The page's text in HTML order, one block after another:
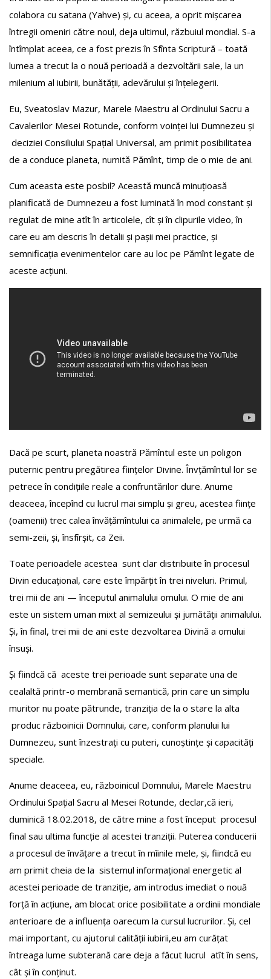
colabora cu satana (Yahve) și, cu aceea, a oprit mișcarea
întregii omeniri către noul, deja ultimul, răzbuiul mondial. S-a
întîmplat aceea, ce a fost prezis în Sfînta Scriptură – toată
lumea a trecut la o nouă perioadă a dezvoltării sale, la un
milenium al iubirii, bunătății, adevărului și înțelegerii.
Eu, Sveatoslav Mazur, Marele Maestru al Ordinului Sacru a
Cavalerilor Mesei Rotunde, conform voinței lui Dumnezeu și
deciziei Consiliului Spațial Universal, am primit posibilitatea
de a conduce planeta, numită Pămînt, timp de o mie de ani.
Cum aceasta este posbil? Această muncă minuțioasă
planificată de Dumnezeu a fost luminată în mod constant și
regulat de mine atît în articolele, cît și în clipurile video, în
care eu am descris în detalii și pașii mei practice, și
semnificația evenimentelor care au loc pe Pămînt legate de
aceste acțiuni.
Dacă pe scurt, planeta noastră Pămîntul este un poligon
puternic pentru pregătirea ființelor Divine. Învțămîntul lor se
petrece în condițiile reale a confruntărilor dure. Anume
deaceea, începînd cu lucrul mai simplu și greu, acestea ființe
(oamenii) trec calea învățămîntului ca animalele, pe urmă ca
semi-zeii, și, însfîrșit, ca Zeii.
Toate perioadele acestea sunt clar distribuite în procesul
Divin educațional, care este împărțit în trei niveluri. Primul,
trei mii de ani — începutul animalului omului. O mie de ani
este un sistem uman mixt al semizeului și jumătății animalului.
Și, în final, trei mii de ani este dezvoltarea Divină a omului
însuși.
Și fiindcă că aceste trei perioade sunt separate una de
cealaltă printr-o membrană semantică, prin care un simplu
muritor nu poate pătrunde, tranziția de la o stare la alta
produc războinicii Domnului, care, conform planului lui
Dumnezeu, sunt înzestrați cu puteri, cunoștințe și capacități
speciale.
Anume deaceea, eu, războinicul Domnului, Marele Maestru
Ordinului Spațial Sacru al Mesei Rotunde, declar,că ieri,
duminică 18.02.2018, de către mine a fost început procesul
final sau ultima funcție al acestei tranziții. Puterea conducerii
a procesul de învățare a trecut în mîinile mele, și, fiindcă eu
am primit cheia de la sistemul informațional energetic al
acestei perioade de tranziție, am introdus imediat o nouă
forță în acțiune, am blocat orice posibilitate a ordinii mondiale
anterioare de a influența oarecum la cursul lucrurilor. Și, cel
mai important, cu ajutorul calității iubirii,eu am curățat
întreaga lume subterană care deja a făcut lucrul atît în sens,
cât și în conținut.